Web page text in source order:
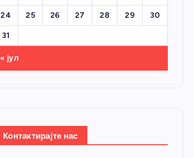
24 25 26 27 28 29 30
31
« јул
Контактирајте нас